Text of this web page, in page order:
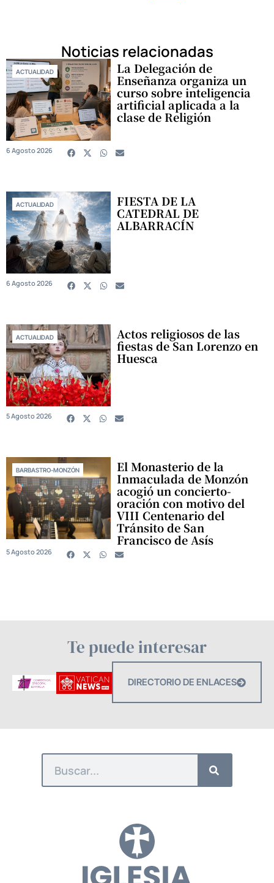
Noticias relacionadas
ACTUALIDAD La Delegación de
Enseñanza organiza un
curso sobre inteligencia
artificial aplicada a la
clase de Religión
6 Agosto 2026
ACTUALIDAD FIESTA DE LA
CATEDRAL DE
ALBARRACÍN
6 Agosto 2026
ACTUALIDAD Actos religiosos de las
fiestas de San Lorenzo en
Huesca
5 Agosto 2026
BARBASTRO-MONZÓN El Monasterio de la
Inmaculada de Monzón
acogió un concierto-
oración con motivo del
VIII Centenario del
Tránsito de San
Francisco de Asís
5 Agosto 2026
Te puede interesar
DIRECTORIO DE ENLACES